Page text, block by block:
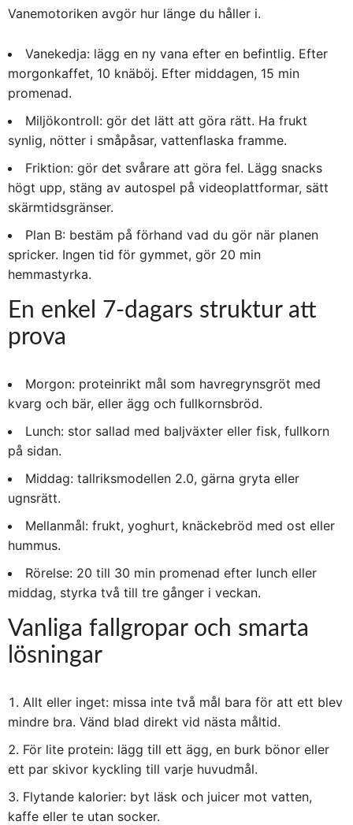
Vanemotoriken avgör hur länge du håller i.
Vanekedja: lägg en ny vana efter en befintlig. Efter
morgonkaffet, 10 knäböj. Efter middagen, 15 min
promenad.
Miljökontroll: gör det lätt att göra rätt. Ha frukt
synlig, nötter i småpåsar, vattenflaska framme.
Friktion: gör det svårare att göra fel. Lägg snacks
högt upp, stäng av autospel på videoplattformar, sätt
skärmtidsgränser.
Plan B: bestäm på förhand vad du gör när planen
spricker. Ingen tid för gymmet, gör 20 min
hemmastyrka.
En enkel 7-dagars struktur att
prova
Morgon: proteinrikt mål som havregrynsgröt med
kvarg och bär, eller ägg och fullkornsbröd.
Lunch: stor sallad med baljväxter eller fisk, fullkorn
på sidan.
Middag: tallriksmodellen 2.0, gärna gryta eller
ugnsrätt.
Mellanmål: frukt, yoghurt, knäckebröd med ost eller
hummus.
Rörelse: 20 till 30 min promenad efter lunch eller
middag, styrka två till tre gånger i veckan.
Vanliga fallgropar och smarta
lösningar
Allt eller inget: missa inte två mål bara för att ett blev
mindre bra. Vänd blad direkt vid nästa måltid.
För lite protein: lägg till ett ägg, en burk bönor eller
ett par skivor kyckling till varje huvudmål.
Flytande kalorier: byt läsk och juicer mot vatten,
kaffe eller te utan socker.